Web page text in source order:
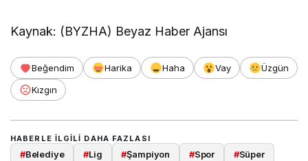
Kaynak: (BYZHA) Beyaz Haber Ajansı
Beğendim Harika Haha Vay
Üzgün
Kızgın
HABERLE ILGILI DAHA FAZLASI
#Belediye #Lig #Şampiyon #Spor #Süper